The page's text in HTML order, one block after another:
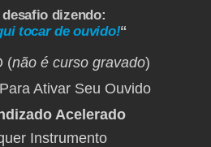
desafio dizendo:
tocar de ouvido!“
(não é curso gravado)
Ativar Seu Ouvido
Acelerado
Instrumento